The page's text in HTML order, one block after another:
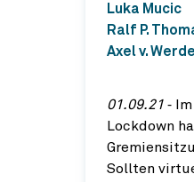
Luka Mucic
Ralf P.
Axel v.
01.09.21 ‐
Lockdown
Sollten